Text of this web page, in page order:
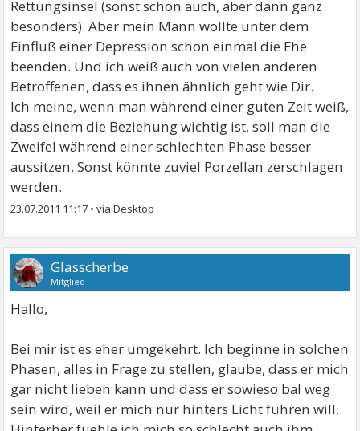
Rettungsinsel (sonst schon auch, aber dann ganz
besonders). Aber mein Mann wollte unter dem
Einfluß einer Depression schon einmal die Ehe
beenden. Und ich weiß auch von vielen anderen
Betroffenen, dass es ihnen ähnlich geht wie Dir.
Ich meine, wenn man während einer guten Zeit weiß,
dass einem die Beziehung wichtig ist, soll man die
Zweifel während einer schlechten Phase besser
aussitzen. Sonst könnte zuviel Porzellan zerschlagen
werden.
23.07.2011 11:17 •
Glasscherbe
Mitglied
Hallo,
Bei mir ist es eher umgekehrt. Ich beginne in solchen
Phasen, alles in Frage zu stellen, glaube, dass er mich
gar nicht lieben kann und dass er sowieso bal weg
sein wird, weil er mich nur hinters Licht führen will.